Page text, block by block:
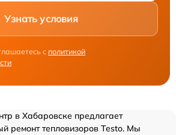
Узнать условия
с политикой
в Хабаровске предлагает
ремонт тепловизоров Testo. Мы